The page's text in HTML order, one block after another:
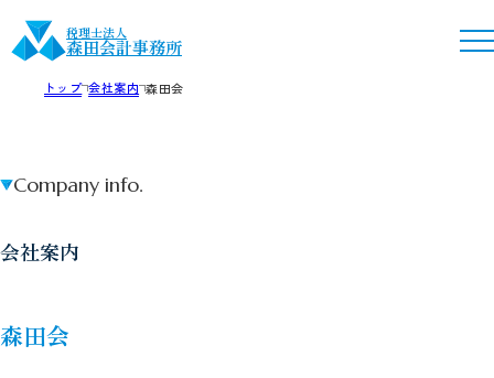
税理士法人
森田会計事務所
トップ 会社案内 森田会
会社案内
Company info.
森田会